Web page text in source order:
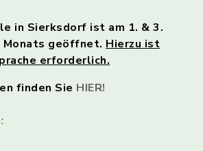
in Sierksdorf ist am 1. & 3.
geöffnet. Hierzu ist
erforderlich.
finden Sie HIER!